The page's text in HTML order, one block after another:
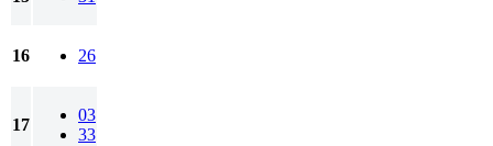
16 26
17
03
33